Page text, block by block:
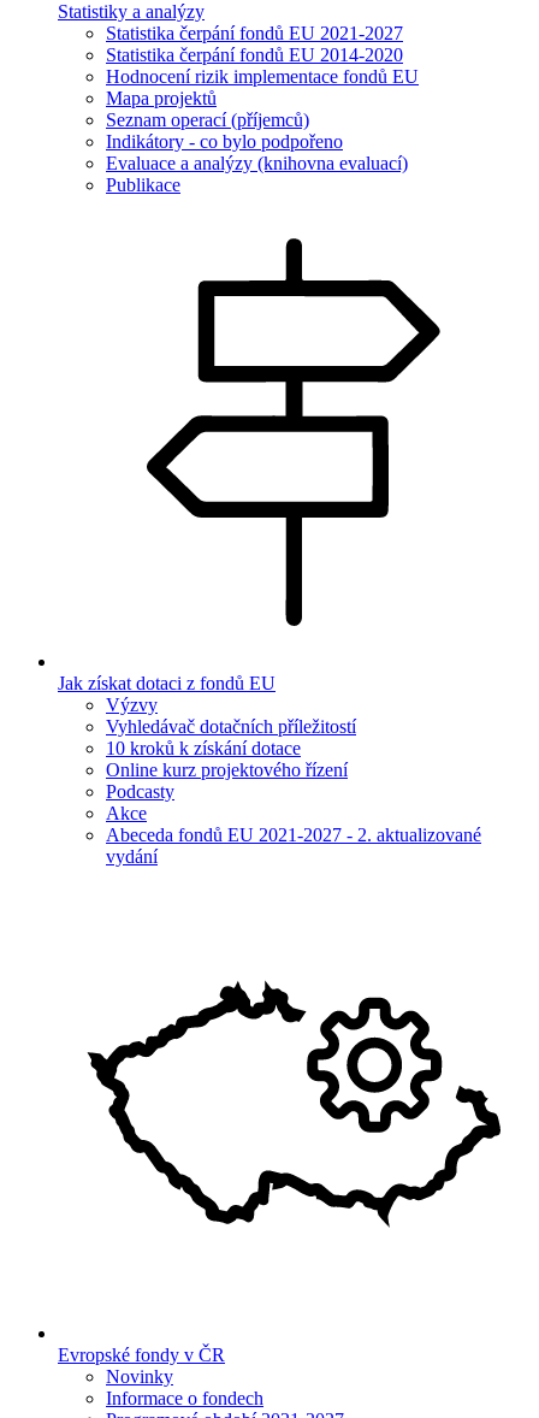
Statistiky a analýzy
Statistika čerpání fondů EU 2021-2027
Statistika čerpání fondů EU 2014-2020
Hodnocení rizik implementace fondů EU
Mapa projektů
Seznam operací (příjemců)
Indikátory - co bylo podpořeno
Evaluace a analýzy (knihovna evaluací)
Publikace
Jak získat dotaci z fondů EU
Výzvy
Vyhledávač dotačních příležitostí
10 kroků k získání dotace
Online kurz projektového řízení
Podcasty
Akce
Abeceda fondů EU 2021-2027 - 2. aktualizované
vydání
Evropské fondy v ČR
Novinky
Informace o fondech